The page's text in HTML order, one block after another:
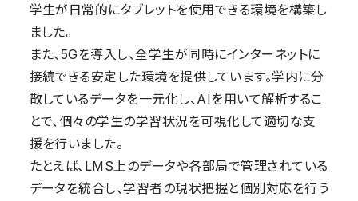
学生が日常的にタブレットを使用できる環境を構築し
ました。
また、5Gを導入し、全学生が同時にインターネットに
接続できる安定した環境を提供しています。学内に分
散しているデータを一元化し、AIを用いて解析するこ
とで、個々の学生の学習状況を可視化して適切な支
援を行いました。
たとえば、LMS上のデータや各部局で管理されている
データを統合し、学習者の現状把握と個別対応を行う